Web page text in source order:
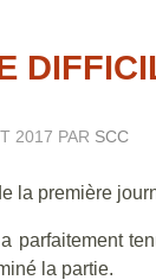
2017 PAR SCC
la première
la partie.